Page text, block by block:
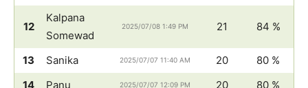
12
Kalpana
Somewad
2025/07/08 1:49 PM 21 84 %
13 Sanika 2025/07/07 11:40 AM 20
80 %
14
Panu 2025/07/07 12:09 PM 20
80 %